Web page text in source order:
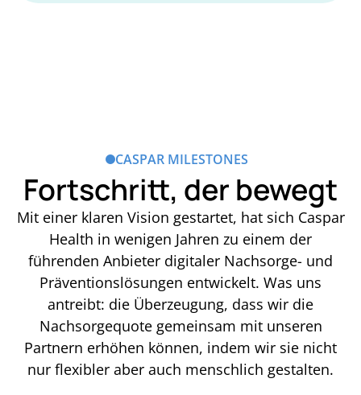
CASPAR MILESTONES
Fortschritt, der bewegt
Mit einer klaren Vision gestartet, hat sich Caspar
Health in wenigen Jahren zu einem der
führenden Anbieter digitaler Nachsorge- und
Präventionslösungen entwickelt. Was uns
antreibt: die Überzeugung, dass wir die
Nachsorgequote gemeinsam mit unseren
Partnern erhöhen können, indem wir sie nicht
nur flexibler aber auch menschlich gestalten.